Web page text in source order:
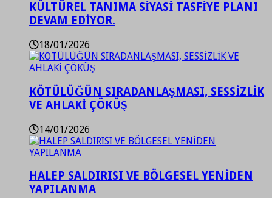
KÜLTÜREL TANIMA SİYASİ TASFİYE PLANI
DEVAM EDİYOR.
18/01/2026
KÖTÜLÜĞÜN SIRADANLAŞMASI, SESSİZLİK
VE AHLAKİ ÇÖKÜŞ
14/01/2026
HALEP SALDIRISI VE BÖLGESEL YENİDEN
YAPILANMA